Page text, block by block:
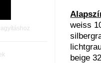
weiss
beige